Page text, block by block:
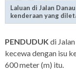
Laluan di Jalan
kenderaan yang
PENDUDUK di
kecewa dengan isu
600 meter (m) itu.